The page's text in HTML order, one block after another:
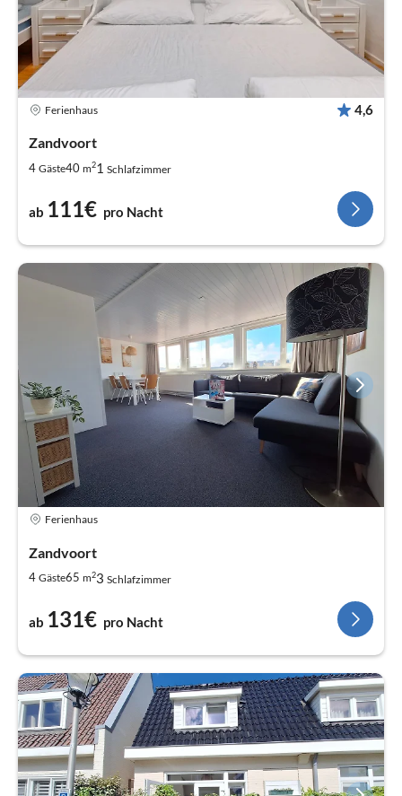
Ferienhaus 4,6
Zandvoort
4 Gäste40 m21 Schlafzimmer
ab 111€ pro Nacht
Ferienhaus
Zandvoort
4 Gäste65 m23 Schlafzimmer
ab 131€ pro Nacht